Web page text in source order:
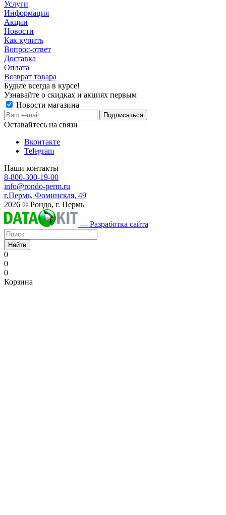
Услуги
Информация
Акции
Новости
Как купить
Вопрос-ответ
Доставка
Оплата
Возврат товара
Будьте всегда в курсе!
Узнавайте о скидках и акциях первым
Новости магазина
Оставайтесь на связи
Вконтакте
Telegram
Наши контакты
8-800-300-19-00
info@rondo-perm.ru
г.Пермь, Фоминская, 49
2026 © Рондо, г. Пермь
— Разработка сайта
Найти
0
0
0
Корзина